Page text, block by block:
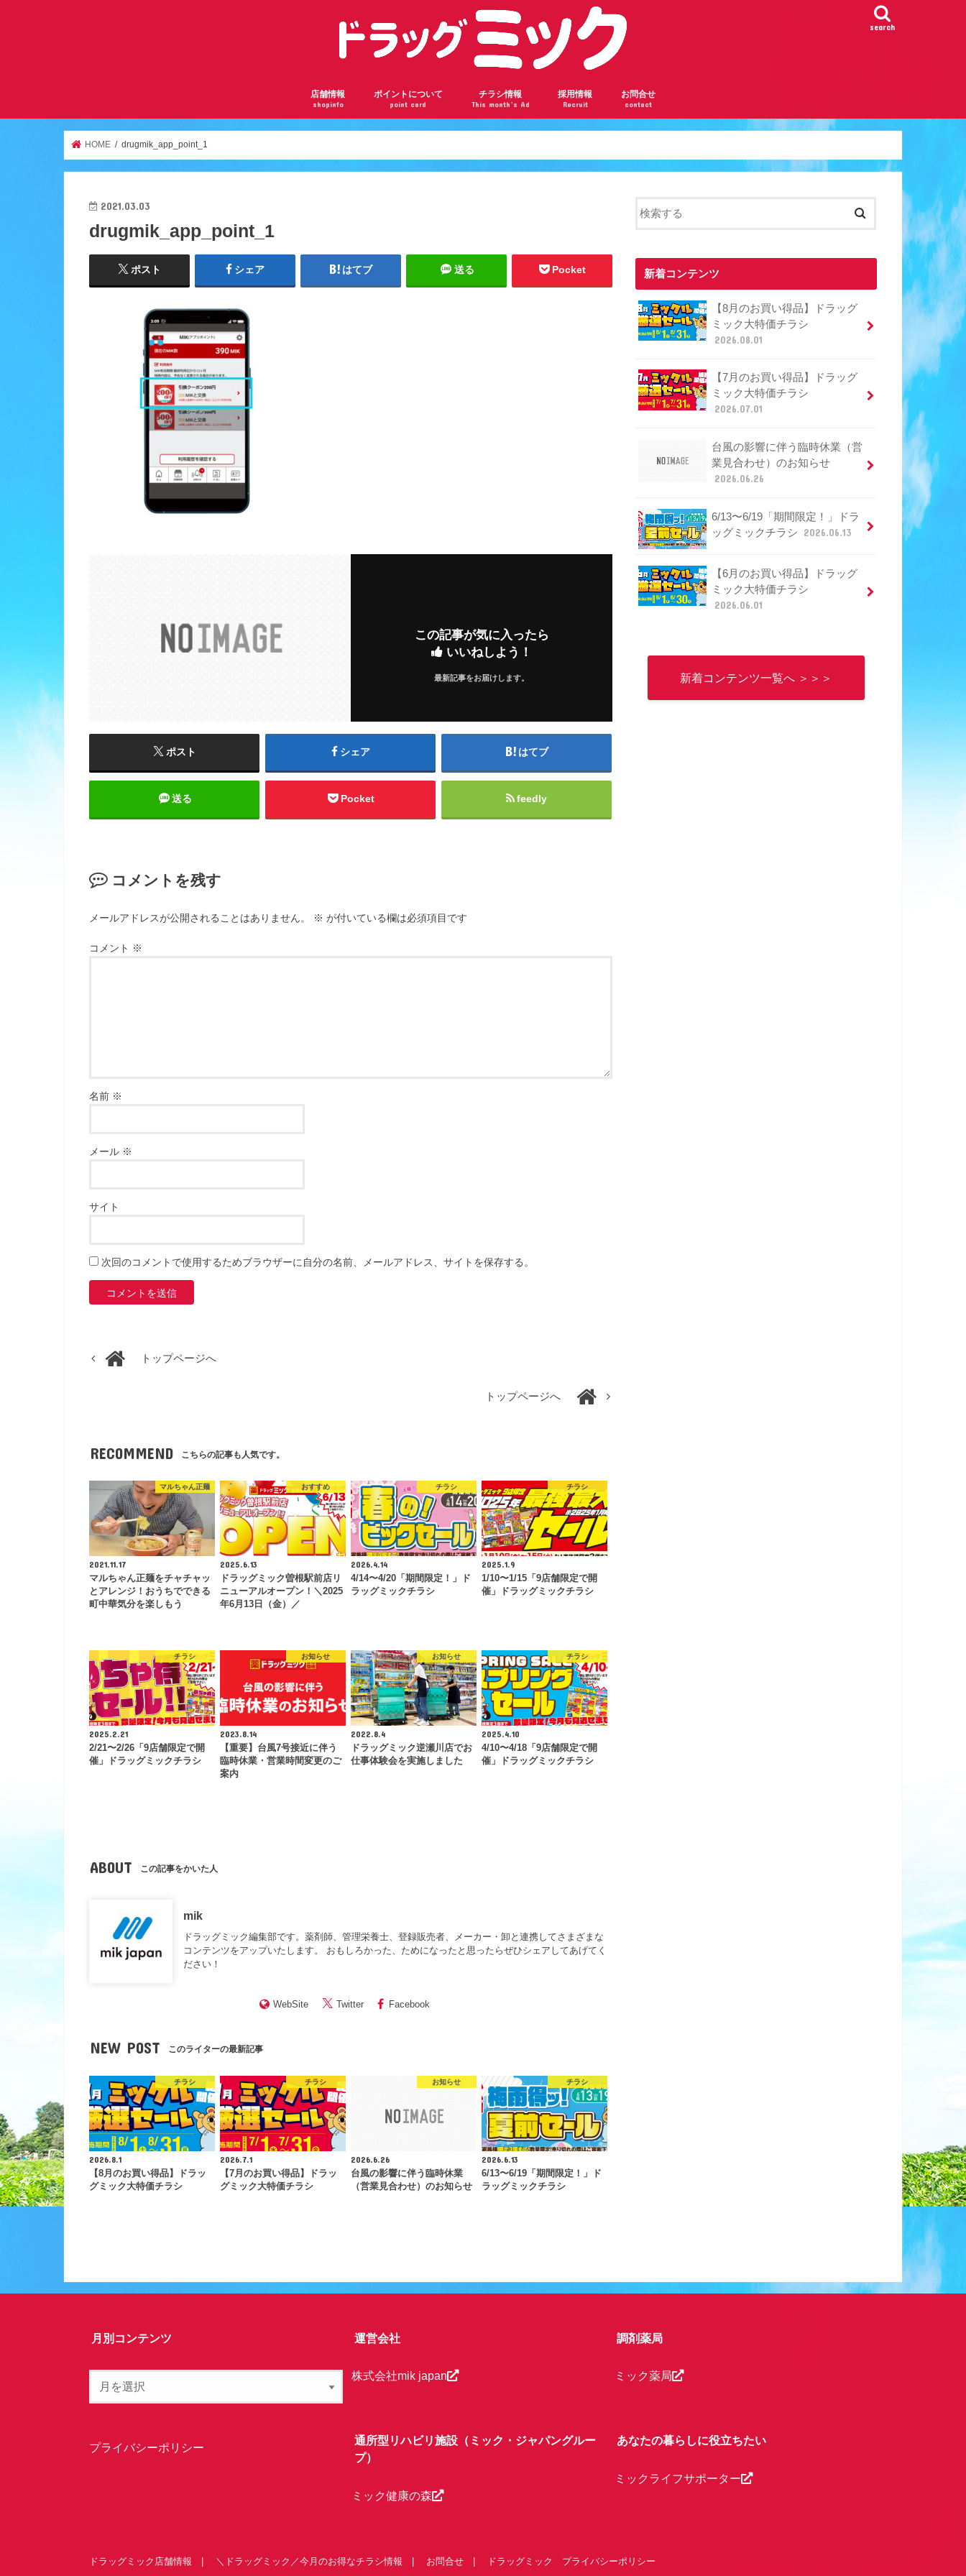
search
店舗情報
shopinfo
サンロード瓢箪山店
曽根駅前店
京阪千林店
千林店
逆瀬川店
アドバンスねやがわ店
天神橋六丁目店
アザール桃山台店
服部店
鶴見橋店
ポイントについて
point card
ドラッグミックの会員ランク
ドラッグミックのポイントを貯めよう
楽天ポイントカードについて
チラシ情報
This month’s Ad
採用情報
Recruit
お問合せ
contact
HOME drugmik_app_point_1
2021.03.03
drugmik_app_point_1
ポスト シェア はてブ 送る Pocket
この記事が気に入ったら
いいねしよう！
最新記事をお届けします。
ポスト シェア はてブ
送る Pocket feedly
コメントを残す
メールアドレスが公開されることはありません。 ※ が付いている欄は必須項目です
コメント ※
名前 ※
メール ※
サイト
次回のコメントで使用するためブラウザーに自分の名前、メールアドレス、サイトを保存する。
トップページへ
トップページへ
RECOMMEND こちらの記事も人気です。
マルちゃん正麺
2021.11.17
マルちゃん正麺をチャチャッ
とアレンジ！おうちでできる
町中華気分を楽しもう
おすすめ
2025.6.13
ドラッグミック曽根駅前店リ
ニューアルオープン！＼2025
年6月13日（金）／
チラシ
2026.4.14
4/14〜4/20「期間限定！」ド
ラッグミックチラシ
チラシ
2025.1.9
1/10〜1/15「9店舗限定で開
催」ドラッグミックチラシ
チラシ
2025.2.21
2/21〜2/26「9店舗限定で開
催」ドラッグミックチラシ
お知らせ
2023.8.14
【重要】台風7号接近に伴う
臨時休業・営業時間変更のご
案内
お知らせ
2022.8.4
ドラッグミック逆瀬川店でお
仕事体験会を実施しました
チラシ
2025.4.10
4/10〜4/18「9店舗限定で開
催」ドラッグミックチラシ
ABOUT この記事をかいた人
mik
ドラッグミック編集部です。薬剤師、管理栄養士、登録販売者、メーカー・卸と連携してさまざまな
コンテンツをアップいたします。 おもしろかった、ためになったと思ったらぜひシェアしてあげてく
ださい！
WebSite Twitter Facebook
NEW POST このライターの最新記事
チラシ
2026.8.1
【8月のお買い得品】ドラッ
グミック大特価チラシ
チラシ
2026.7.1
【7月のお買い得品】ドラッ
グミック大特価チラシ
お知らせ
2026.6.26
台風の影響に伴う臨時休業
（営業見合わせ）のお知らせ
チラシ
2026.6.13
6/13〜6/19「期間限定！」ド
ラッグミックチラシ
新着コンテンツ
【8月のお買い得品】ドラッグ
ミック大特価チラシ
2026.08.01
【7月のお買い得品】ドラッグ
ミック大特価チラシ
2026.07.01
台風の影響に伴う臨時休業（営
業見合わせ）のお知らせ
2026.06.26
6/13〜6/19「期間限定！」ドラ
ッグミックチラシ
2026.06.13
【6月のお買い得品】ドラッグ
ミック大特価チラシ
2026.06.01
新着コンテンツ一覧へ ＞＞＞
月別コンテンツ
プライバシーポリシー
運営会社
株式会社mik japan
通所型リハビリ施設（ミック・ジャパングルー
プ）
ミック健康の森
調剤薬局
ミック薬局
あなたの暮らしに役立ちたい
ミックライフサポーター
ドラッグミック店舗情報 ＼ドラッグミック／今月のお得なチラシ情報 お問合せ ドラッグミック プライバシーポリシー